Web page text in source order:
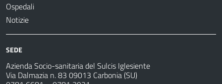
Ospedali
Notizie
SEDE
Azienda Socio-sanitaria del Sulcis Iglesiente
Via Dalmazia n. 83 09013 Carbonia (SU)